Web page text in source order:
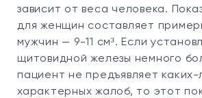
зависит от веса человека.
для женщин составляет
мужчин — 9-11 см³. Если
щитовидной железы немного
пациент не предъявляет каких-
характерных жалоб, то этот